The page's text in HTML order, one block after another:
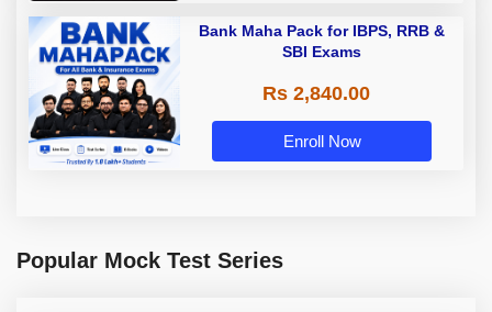
Bank Maha Pack for IBPS, RRB &
SBI Exams
Rs 2,840.00
Enroll Now
Popular Mock Test Series